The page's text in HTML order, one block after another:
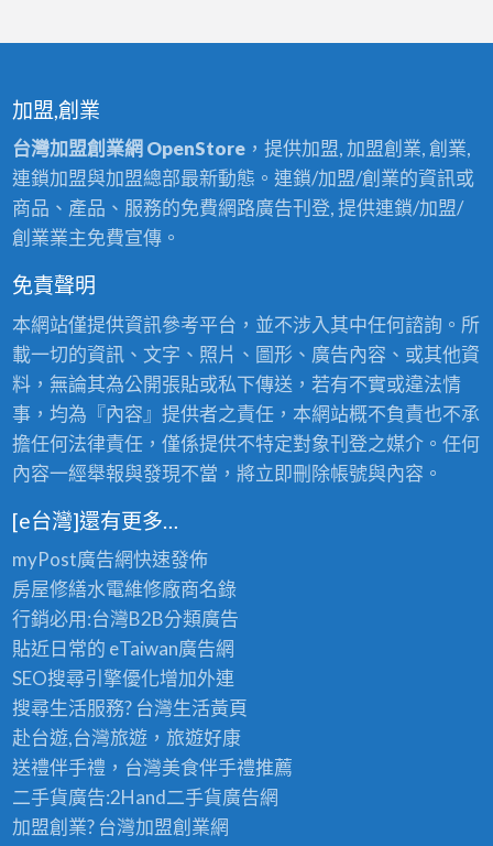
加盟,創業
台灣加盟創業網 OpenStore，提供加盟, 加盟創業, 創業,
連鎖加盟與加盟總部最新動態。連鎖/加盟/創業的資訊或
商品、產品、服務的免費網路廣告刊登, 提供連鎖/加盟/
創業業主免費宣傳。
免責聲明
本網站僅提供資訊參考平台，並不涉入其中任何諮詢。所
載一切的資訊、文字、照片、圖形、廣告內容、或其他資
料，無論其為公開張貼或私下傳送，若有不實或違法情
事，均為『內容』提供者之責任，本網站概不負責也不承
擔任何法律責任，僅係提供不特定對象刊登之媒介。任何
內容一經舉報與發現不當，將立即刪除帳號與內容。
[e台灣]還有更多…
myPost廣告網快速發佈
房屋修繕水電維修廠商名錄
行銷必用:台灣B2B分類廣告
貼近日常的 eTaiwan廣告網
SEO搜尋引擎優化增加外連
搜尋生活服務? 台灣生活黃頁
赴台遊,台灣旅遊，旅遊好康
送禮伴手禮，台灣美食伴手禮推薦
二手貨廣告:2Hand二手貨廣告網
加盟創業? 台灣加盟創業網